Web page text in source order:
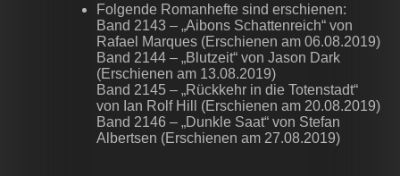
Folgende Romanhefte sind erschienen:
Band 2143 – „Aibons Schattenreich“ von
Rafael Marques (Erschienen am 06.08.2019)
Band 2144 – „Blutzeit“ von Jason Dark
(Erschienen am 13.08.2019)
Band 2145 – „Rückkehr in die Totenstadt“
von Ian Rolf Hill (Erschienen am 20.08.2019)
Band 2146 – „Dunkle Saat“ von Stefan
Albertsen (Erschienen am 27.08.2019)